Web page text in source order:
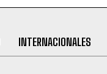
INTERNACIONALES